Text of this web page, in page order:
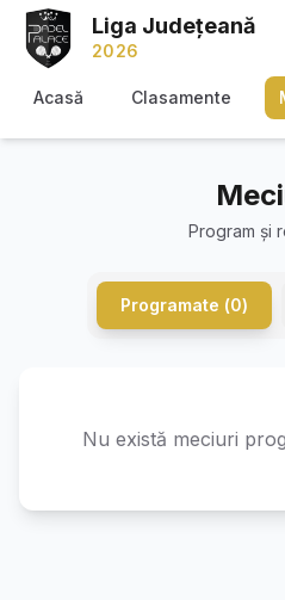
Liga Județeană
2026
Acasă Clasamente
Program și
Programate (0)
Nu există meciuri